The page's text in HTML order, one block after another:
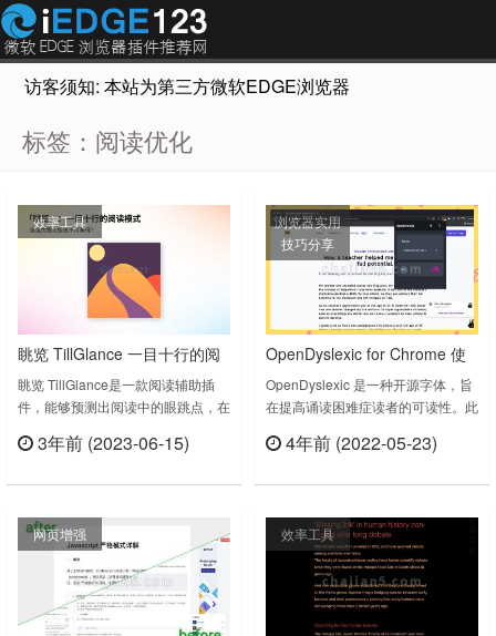
访客须知: 本站为第三方微软EDGE浏览器插件推荐网站，
标签：阅读优化
效率工具
眺览 TillGlance 一目十行的阅
读辅助插件 帮助你快速阅读 体
验不一样的网页阅读
眺览 TillGlance是一款阅读辅助插
件，能够预测出阅读中的眼跳点，在
利用高亮引导读者眼跳，从而节约了
章？是否想能更快速阅读？如何脱离
信息茧房，走进更大的世界？▷加快
阅读速度：我们研究了人眼在阅读中
的注意力机制，开发了眺览NLP引
擎。引擎能提前预……
3年前 (2023-06-15)
浏览器实用
技巧分享
OpenDyslexic for Chrome 使
用OpenDyslexic字体
OpenDyslexic 是一种开源字体，旨
在提高诵读困难症读者的可读性。此
页上的所有字体，并将网页格式化为
上次更新日期：2021年6月27
日……
4年前 (2022-05-23)
网页增强 效率工具